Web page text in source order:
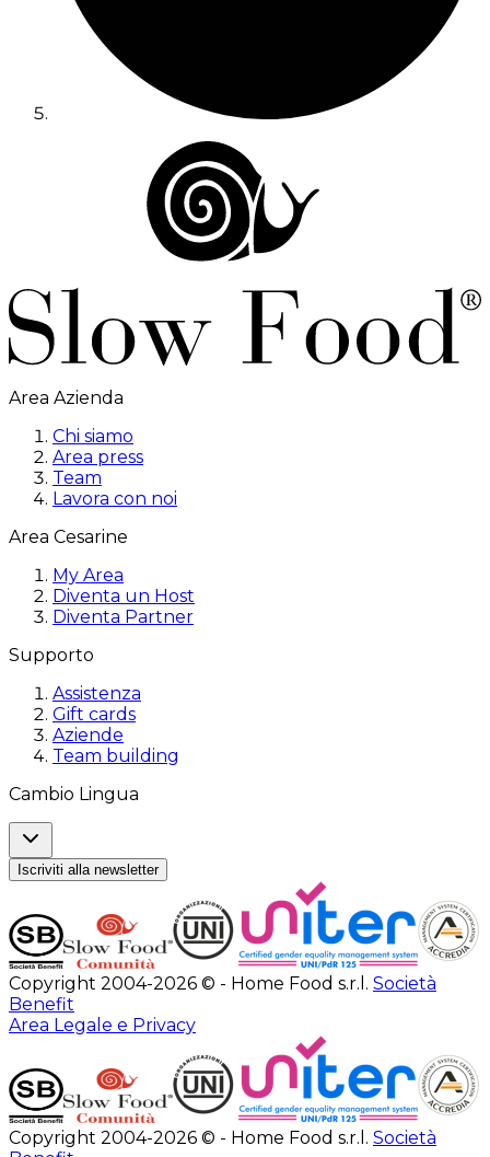
Area Azienda
Chi siamo
Area press
Team
Lavora con noi
Area Cesarine
My Area
Diventa un Host
Diventa Partner
Supporto
Assistenza
Gift cards
Aziende
Team building
Cambio Lingua
Iscriviti alla newsletter
Copyright 2004-2026 © - Home Food s.r.l. Società
Benefit
Area Legale e Privacy
Copyright 2004-2026 © - Home Food s.r.l. Società